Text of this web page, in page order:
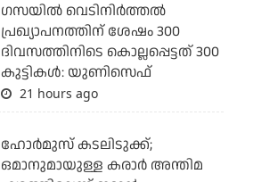
ഗസയില്‍ വെടിനിര്‍ത്തല്‍
പ്രഖ്യാപനത്തിന് ശേഷം 300
ദിവസത്തിനിടെ കൊല്ലപ്പെട്ടത് 300
കുട്ടികള്‍: യുണിസെഫ്
21 hours ago
ഹോര്‍മുസ് കടലിടുക്ക്;
ഒമാനുമായുള്ള കരാര്‍ അന്തിമ